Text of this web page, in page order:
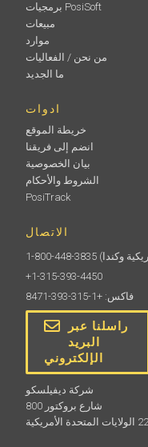
برمجيات PosiSoft
مبيعات
موارد
من نحن / الفعاليات
ما الجديد
ادوات
خريطة الموقع
انضم إلى فريقنا
بيان الخصوصية
الشروط والأحكام
PosiTrack
الاتصال
1-800-448-3835
+1-315-393-4450
فاكس: +1-315-393-8471
راسلنا عبر
البريد
الإلكتروني
شركة ديفيلسكو
800 شارع بروكتور